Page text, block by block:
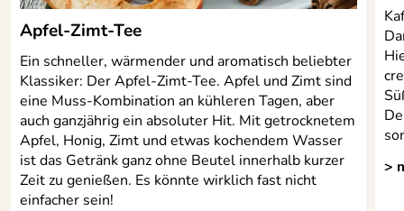
Apfel-Zimt-Tee
Ein schneller, wärmender und aromatisch beliebter
Klassiker: Der Apfel-Zimt-Tee. Apfel und Zimt sind
eine Muss-Kombination an kühleren Tagen, aber
auch ganzjährig ein absoluter Hit. Mit getrocknetem
Apfel, Honig, Zimt und etwas kochendem Wasser
ist das Getränk ganz ohne Beutel innerhalb kurzer
Zeit zu genießen. Es könnte wirklich fast nicht
einfacher sein!
>